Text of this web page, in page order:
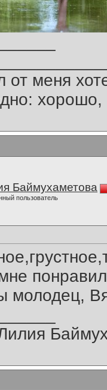
от меня
Баймухаметова
пользователь
молодец,